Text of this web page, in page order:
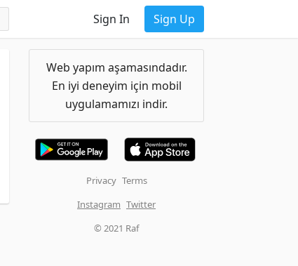
Sign In Sign Up
Web yapım aşamasındadır.
En iyi deneyim için mobil
uygulamamızı indir.
Privacy Terms
Instagram Twitter
© 2021 Raf